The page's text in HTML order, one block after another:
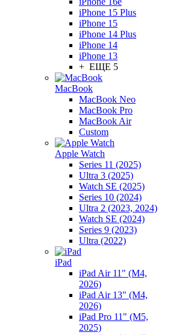
iPhone 15 Plus
iPhone 15
iPhone 14 Plus
iPhone 14
iPhone 13
+ ЕЩЕ 5
MacBook
MacBook Neo
MacBook Pro
MacBook Air
Custom
Apple Watch
Series 11 (2025)
Ultra 3 (2025)
Watch SE (2025)
Series 10 (2024)
Ultra 2 (2023, 2024)
Watch SE (2024)
Series 9 (2023)
Ultra (2022)
iPad
iPad Air 11" (M4,
2026)
iPad Air 13" (M4,
2026)
iPad Pro 11" (M5,
2025)